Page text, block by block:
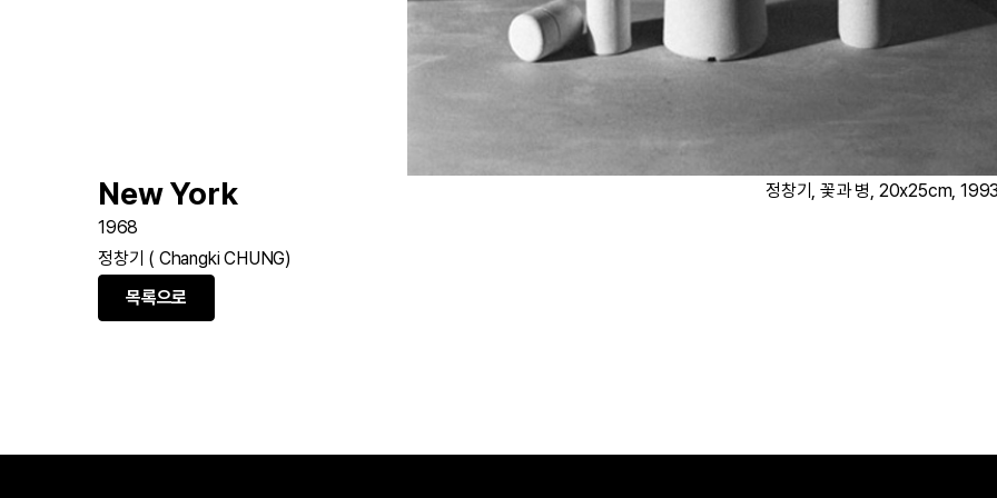
New York
1968
정창기 ( Changki CHUNG)
정창기, 꽃과 병, 20x25cm,
목록으로